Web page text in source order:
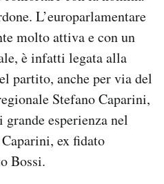
L’europarlamentare
molto attiva e con un
è infatti legata alla
partito, anche per via del
Stefano Caparini,
esperienza nel
ex fidato
Bossi.